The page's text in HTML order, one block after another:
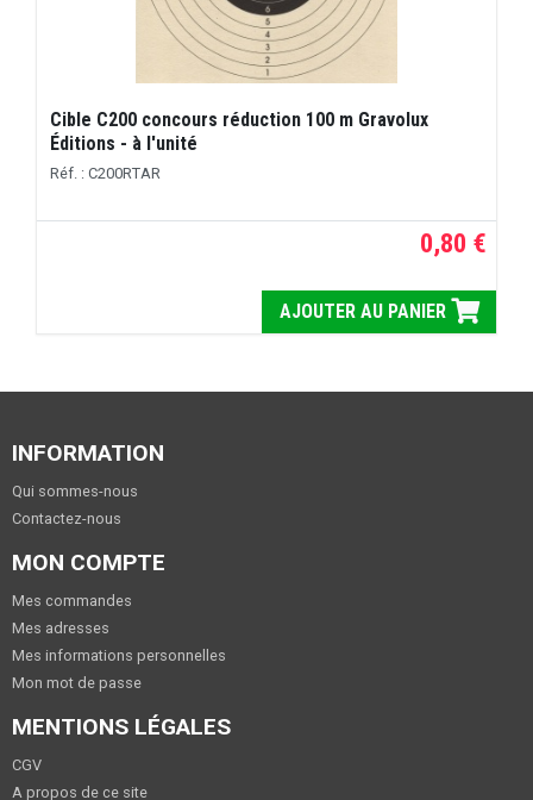
Cible C200 concours réduction 100 m Gravolux
Éditions - à l'unité
Réf. : C200RTAR
0,80 €
AJOUTER AU PANIER
INFORMATION
Qui sommes-nous
Contactez-nous
MON COMPTE
Mes commandes
Mes adresses
Mes informations personnelles
Mon mot de passe
MENTIONS LÉGALES
CGV
A propos de ce site